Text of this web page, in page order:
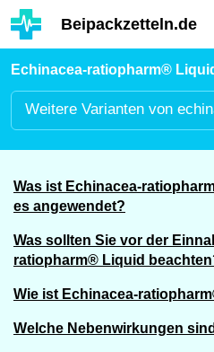
Hauptinhalt
Beipackzetteln.de
Echinacea-ratiopharm®
Weitere Varianten von
Was ist Echinacea-
es angewendet?
Was sollten Sie vor der
ratiopharm® Liquid
Wie ist Echinacea-
Welche Nebenwirkungen